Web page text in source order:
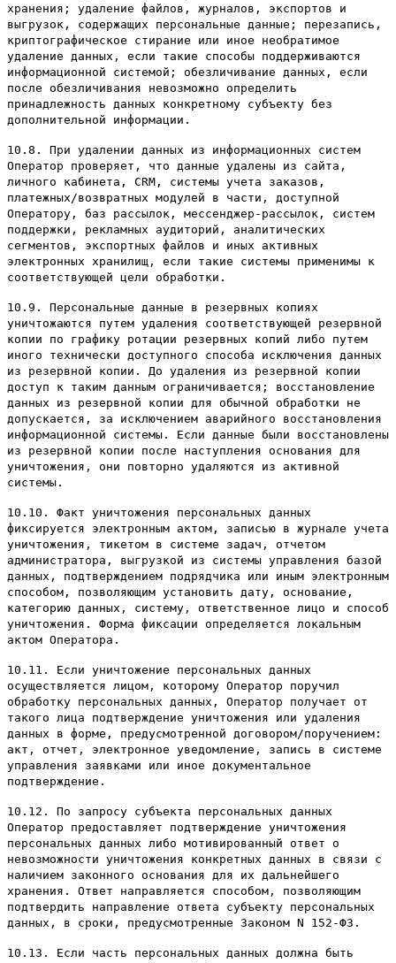
хранения; удаление файлов, журналов, экспортов и
выгрузок, содержащих персональные данные; перезапись,
криптографическое стирание или иное необратимое
удаление данных, если такие способы поддерживаются
информационной системой; обезличивание данных, если
после обезличивания невозможно определить
принадлежность данных конкретному субъекту без
дополнительной информации.
10.8. При удалении данных из информационных систем
Оператор проверяет, что данные удалены из сайта,
личного кабинета, CRM, системы учета заказов,
платежных/возвратных модулей в части, доступной
Оператору, баз рассылок, мессенджер-рассылок, систем
поддержки, рекламных аудиторий, аналитических
сегментов, экспортных файлов и иных активных
электронных хранилищ, если такие системы применимы к
соответствующей цели обработки.
10.9. Персональные данные в резервных копиях
уничтожаются путем удаления соответствующей резервной
копии по графику ротации резервных копий либо путем
иного технически доступного способа исключения данных
из резервной копии. До удаления из резервной копии
доступ к таким данным ограничивается; восстановление
данных из резервной копии для обычной обработки не
допускается, за исключением аварийного восстановления
информационной системы. Если данные были восстановлены
из резервной копии после наступления основания для
уничтожения, они повторно удаляются из активной
системы.
10.10. Факт уничтожения персональных данных
фиксируется электронным актом, записью в журнале учета
уничтожения, тикетом в системе задач, отчетом
администратора, выгрузкой из системы управления базой
данных, подтверждением подрядчика или иным электронным
способом, позволяющим установить дату, основание,
категорию данных, систему, ответственное лицо и способ
уничтожения. Форма фиксации определяется локальным
актом Оператора.
10.11. Если уничтожение персональных данных
осуществляется лицом, которому Оператор поручил
обработку персональных данных, Оператор получает от
такого лица подтверждение уничтожения или удаления
данных в форме, предусмотренной договором/поручением:
акт, отчет, электронное уведомление, запись в системе
управления заявками или иное документальное
подтверждение.
10.12. По запросу субъекта персональных данных
Оператор предоставляет подтверждение уничтожения
персональных данных либо мотивированный ответ о
невозможности уничтожения конкретных данных в связи с
наличием законного основания для их дальнейшего
хранения. Ответ направляется способом, позволяющим
подтвердить направление ответа субъекту персональных
данных, в сроки, предусмотренные Законом N 152-ФЗ.
10.13. Если часть персональных данных должна быть